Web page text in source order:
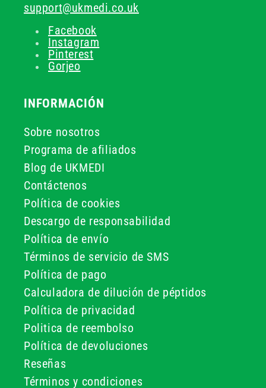
support@ukmedi.co.uk
Facebook
Instagram
Pinterest
Gorjeo
INFORMACIÓN
Sobre nosotros
Programa de afiliados
Blog de UKMEDI
Contáctenos
Política de cookies
Descargo de responsabilidad
Política de envío
Términos de servicio de SMS
Política de pago
Calculadora de dilución de péptidos
Política de privacidad
Politica de reembolso
Política de devoluciones
Reseñas
Términos y condiciones